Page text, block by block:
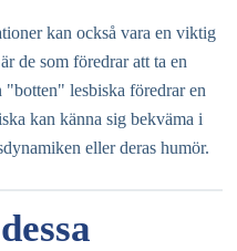
kan också vara en viktig
de som föredrar att ta en
lesbiska föredrar en
kan känna sig bekväma i
eller deras humör.